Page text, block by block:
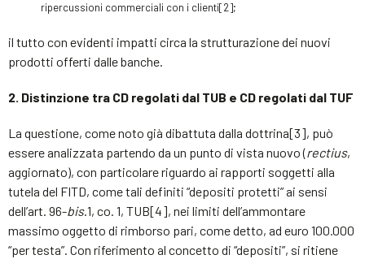
ripercussioni commerciali con i clienti[2];
il tutto con evidenti impatti circa la strutturazione dei nuovi
prodotti offerti dalle banche.
2. Distinzione tra CD regolati dal TUB e CD regolati dal TUF
La questione, come noto già dibattuta dalla dottrina[3], può
essere analizzata partendo da un punto di vista nuovo (rectius,
aggiornato), con particolare riguardo ai rapporti soggetti alla
tutela del FITD, come tali definiti “depositi protetti” ai sensi
dell’art. 96-bis.1, co. 1, TUB[4], nei limiti dell’ammontare
massimo oggetto di rimborso pari, come detto, ad euro 100.000
“per testa”. Con riferimento al concetto di “depositi”, si ritiene